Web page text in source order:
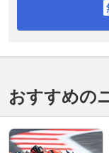
おすすめの